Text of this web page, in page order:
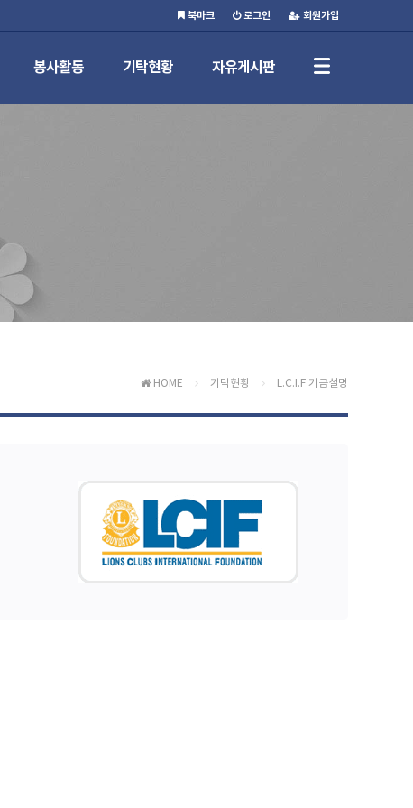
회원가입
로그인
북마크
봉사활동 기탁현황 자유게시판
HOME 기탁현황 L.C.I.F 기금설명